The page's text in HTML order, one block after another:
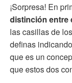
¡Sorpresa! En
distinción entre
las casillas de
definas
que es un
que estos dos